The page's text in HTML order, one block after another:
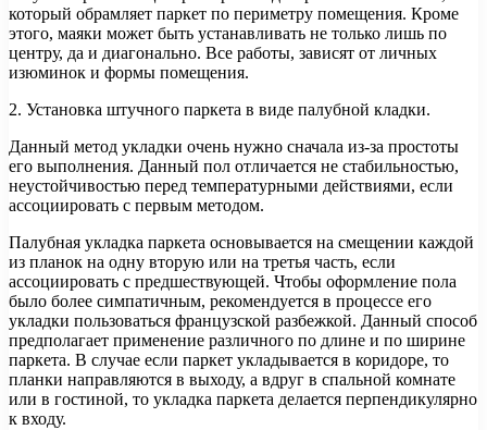
который обрамляет паркет по периметру помещения. Кроме
этого, маяки может быть устанавливать не только лишь по
центру, да и диагонально. Все работы, зависят от личных
изюминок и формы помещения.
2. Установка штучного паркета в виде палубной кладки.
Данный метод укладки очень нужно сначала из-за простоты
его выполнения. Данный пол отличается не стабильностью,
неустойчивостью перед температурными действиями, если
ассоциировать с первым методом.
Палубная укладка паркета основывается на смещении каждой
из планок на одну вторую или на третья часть, если
ассоциировать с предшествующей. Чтобы оформление пола
было более симпатичным, рекомендуется в процессе его
укладки пользоваться французской разбежкой. Данный способ
предполагает применение различного по длине и по ширине
паркета. В случае если паркет укладывается в коридоре, то
планки направляются в выходу, а вдруг в спальной комнате
или в гостиной, то укладка паркета делается перпендикулярно
к входу.